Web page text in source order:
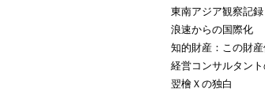
東南アジア観察記録
浪速からの国際化
知的財産：この財
経営コンサルタン
翌檜Ｘの独白